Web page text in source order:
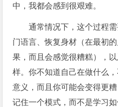
中，我都会感到很艰难。
通常情况下，这个过程
门语言、恢复身材（在最初
果，而且会感觉很糟糕），
样。你不知道自己在做什么
意义，而且你可能会变得更
记住一个模式，而不是学习如